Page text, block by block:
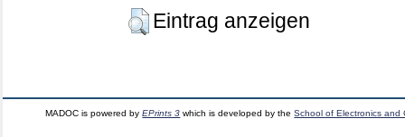
Eintrag anzeigen
MADOC is powered byEPrints 3 which is developed by theSchool of Electronics and